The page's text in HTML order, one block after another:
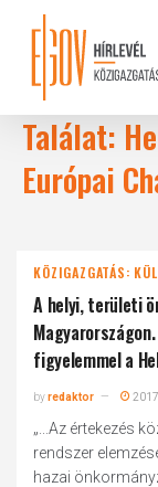
content
Találat:
Európai
KÖZIGAZGATÁS:
A helyi, területi
figyelemmel a
byredaktor
„...Az értekezés
rendszer
hazai